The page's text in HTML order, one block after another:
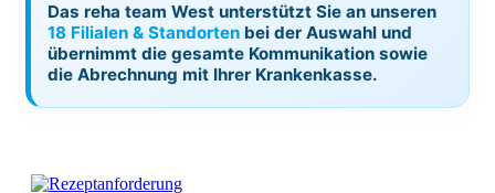
Das reha team West unterstützt Sie an unseren
18 Filialen & Standorten bei der Auswahl und
übernimmt die gesamte Kommunikation sowie
die Abrechnung mit Ihrer Krankenkasse.